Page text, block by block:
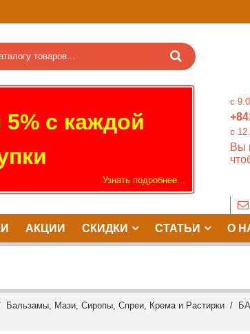
c
c
Вы
с каждой
Узнать подробнее...
АКЦИИ СКИДКИ СТАТЬИ О
Бальзамы, Мази, Сиропы, Спреи, Крема и Растирки /